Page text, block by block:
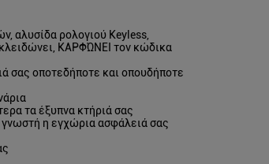
αλυσίδα ρολογιού Keyless,
ΚΑΡΦΏΝΕΙ τον κώδικα
σας οποτεδήποτε και οπουδήποτε
τα έξυπνα κτήριά σας
η εγχώρια ασφάλειά σας